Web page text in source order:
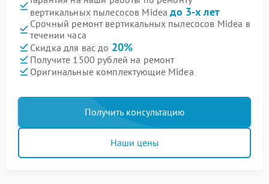
вертикальных пылесосов Mideaдо 3-х лет
Срочный ремонт вертикальных пылесосов Midea в
течении часа
Скидка для вас до 20%
Получите 1500 рублей на ремонт
Оригинальные комплектующие Midea
Получить консультацию
Наши цены